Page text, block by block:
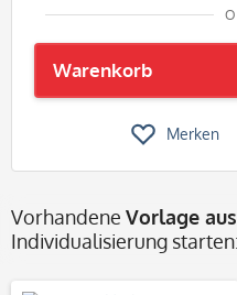
Warenkorb
Merken
Vorhandene Vorlage
Individualisierung starten: